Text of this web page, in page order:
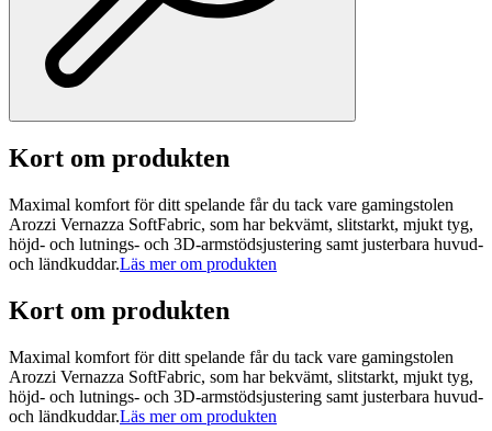
Kort om produkten
Maximal komfort för ditt spelande får du tack vare gamingstolen
Arozzi Vernazza SoftFabric, som har bekvämt, slitstarkt, mjukt tyg,
höjd- och lutnings- och 3D-armstödsjustering samt justerbara huvud-
och ländkuddar.Läs mer om produkten
Kort om produkten
Maximal komfort för ditt spelande får du tack vare gamingstolen
Arozzi Vernazza SoftFabric, som har bekvämt, slitstarkt, mjukt tyg,
höjd- och lutnings- och 3D-armstödsjustering samt justerbara huvud-
och ländkuddar.Läs mer om produkten